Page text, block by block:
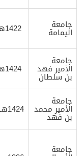
جامعة
اليمامة
جامعة
الأمير فهد
بن سلطان
جامعة
الأمير محمد
بن فهد
1424هـ
جامعة